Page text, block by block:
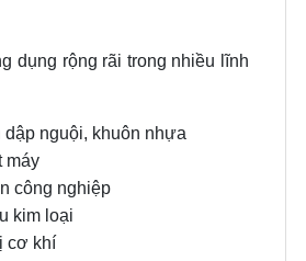
dụng rộng rãi trong nhiều lĩnh
dập nguội, khuôn nhựa
máy
công nghiệp
kim loại
cơ khí